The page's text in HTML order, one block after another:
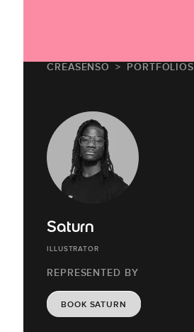
CREASENSO PORTFOLIOS
Saturn
ILLUSTRATOR
REPRESENTED BY
BOOK SATURN